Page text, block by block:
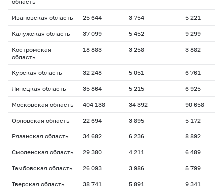
область
Ивановская область 25 644 3 754 5 221
Калужская область 37 099 5 452 9 299
Костромская
область
18 883 3 258 3 882
Курская область 32 248 5 051 6 761
Липецкая область 35 864 5 215 6 925
Московская область 404 138 34 392 90 658
Орловская область 22 694 3 895 5 172
Рязанская область 34 682 6 236 8 892
Смоленская область 29 380 4 211 6 489
Тамбовская область 26 093 3 986 5 799
Тверская область 38 741 5 891 9 341